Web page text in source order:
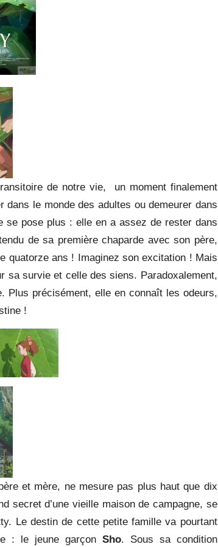
de notre vie, un moment finalement
le monde des adultes ou demeurer dans
se pose plus : elle en a assez de rester dans
de sa première chaparde avec son père,
quatorze ans ! Imaginez son excitation ! Mais
survie et celle des siens. Paradoxalement,
Plus précisément, elle en connaît les odeurs,
!
et mère, ne mesure pas plus haut que dix
secret d’une vieille maison de campagne, se
Le destin de cette petite famille va pourtant
: le jeune garçon Sho. Sous sa condition